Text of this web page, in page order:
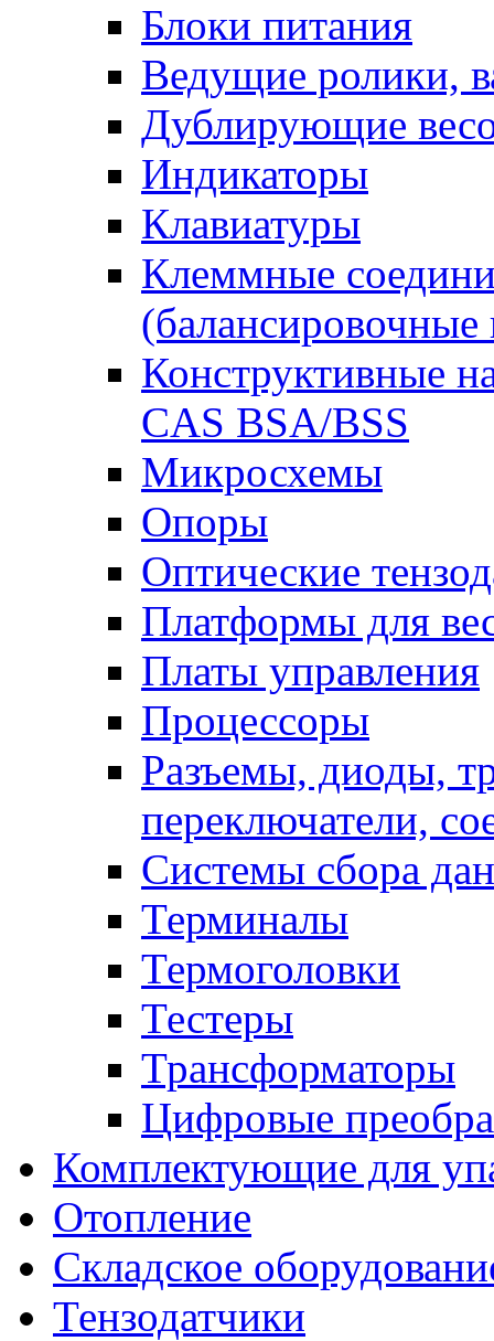
Блоки питания
Ведущие ролики,
Дублирующие
Индикаторы
Клавиатуры
Клеммные
(балансировочные
Конструктивные
CAS BSA/BSS
Микросхемы
Опоры
Оптические
Платформы для
Платы управления
Процессоры
Разъемы, диоды,
переключатели,
Системы сбора
Терминалы
Термоголовки
Тестеры
Трансформаторы
Цифровые
Комплектующие для
Отопление
Складское
Тензодатчики